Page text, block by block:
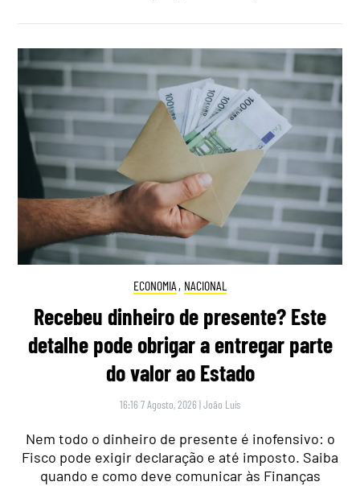
ECONOMIA , NACIONAL
Recebeu dinheiro de presente? Este
detalhe pode obrigar a entregar parte
do valor ao Estado
16:16 7 Agosto, 2026 |João Luís
Nem todo o dinheiro de presente é inofensivo: o
Fisco pode exigir declaração e até imposto. Saiba
quando e como deve comunicar às Finanças